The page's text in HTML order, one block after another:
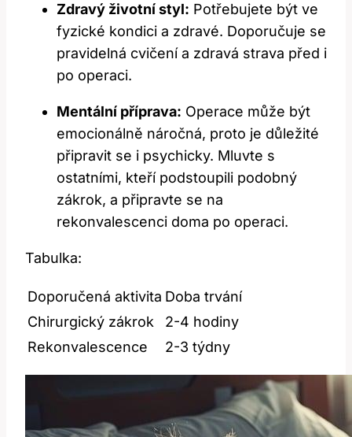
Zdravý životní styl: Potřebujete být ve
fyzické kondici a zdravé. Doporučuje se
pravidelná cvičení a zdravá strava před i
po operaci.
Mentální příprava: Operace může být
emocionálně náročná, proto je důležité
připravit se i psychicky. Mluvte s
ostatními, kteří podstoupili podobný
zákrok, a připravte se na
rekonvalescenci doma po operaci.
Tabulka:
Doporučená aktivita Doba trvání
Chirurgický zákrok
2-4 hodiny
Rekonvalescence
2-3 týdny